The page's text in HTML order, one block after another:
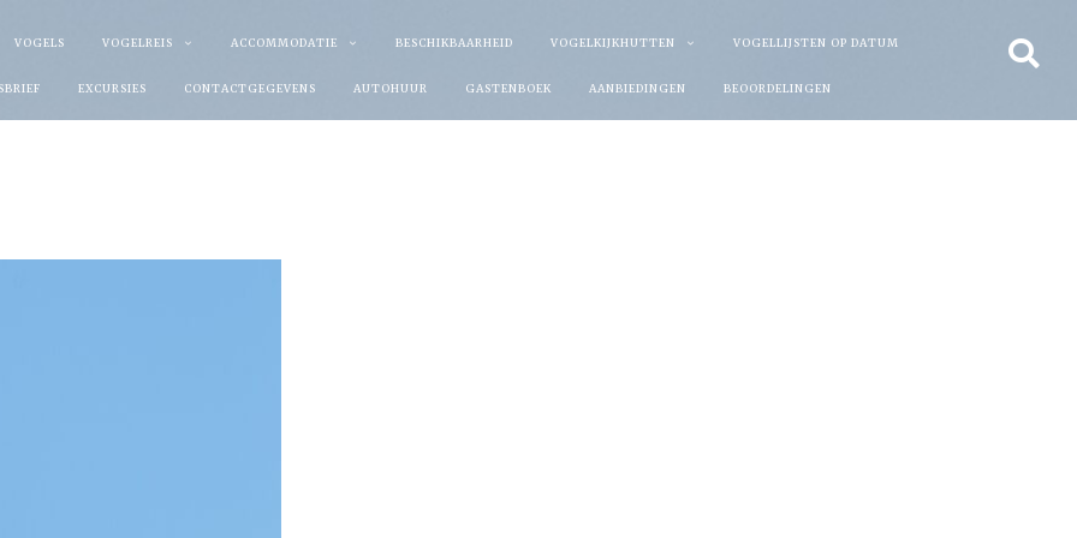
VOGELS VOGELREIS ACCOMMODATIE BESCHIKBAARHEID VOGELKIJKHUTTEN VOGELLIJSTEN OP DATUM
EXCURSIES CONTACTGEGEVENS AUTOHUUR GASTENBOEK AANBIEDINGEN BEOORDELINGEN